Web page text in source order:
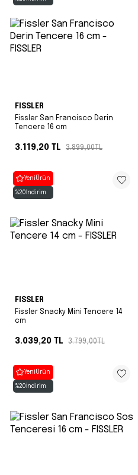
FISSLER
Fissler San Francisco Derin
Tencere 16 cm
3.119,20 TL 3.899,00TL
Yeni Ürün
%20 İndirim
FISSLER
Fissler Snacky Mini Tencere 14
cm
3.039,20 TL 3.799,00TL
Yeni Ürün
%20 İndirim